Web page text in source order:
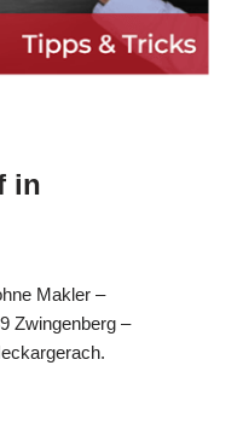
in
Makler –
Zwingenberg –